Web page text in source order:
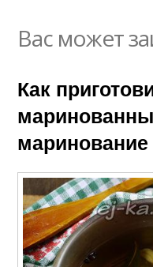
Вас может
Как
маринование